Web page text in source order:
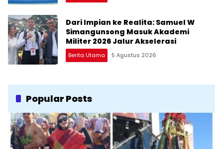
Dari Impian ke Realita: Samuel W
Simangunsong Masuk Akademi
Militer 2026 Jalur Akselerasi
Berita Utama 5 Agustus 2026
Popular Posts